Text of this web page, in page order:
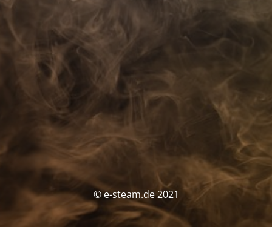
© e-steam.de 2021